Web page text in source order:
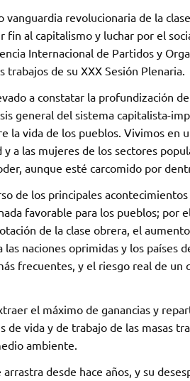
revolucionaria de la
al capitalismo y luchar por el
Internacional de Partidos y
de su XXX Sesión Plenaria.
a constatar la profundización
general del sistema capitalista-
la vida de los pueblos. Vivimos en
a las mujeres de los sectores
aunque esté carcomido por
de los principales
favorable para los pueblos; por
de la clase obrera, el
naciones oprimidas y los países
frecuentes, y el riesgo real de un
el máximo de ganancias y
vida y de trabajo de las masas
ambiente.
desde hace años, y su